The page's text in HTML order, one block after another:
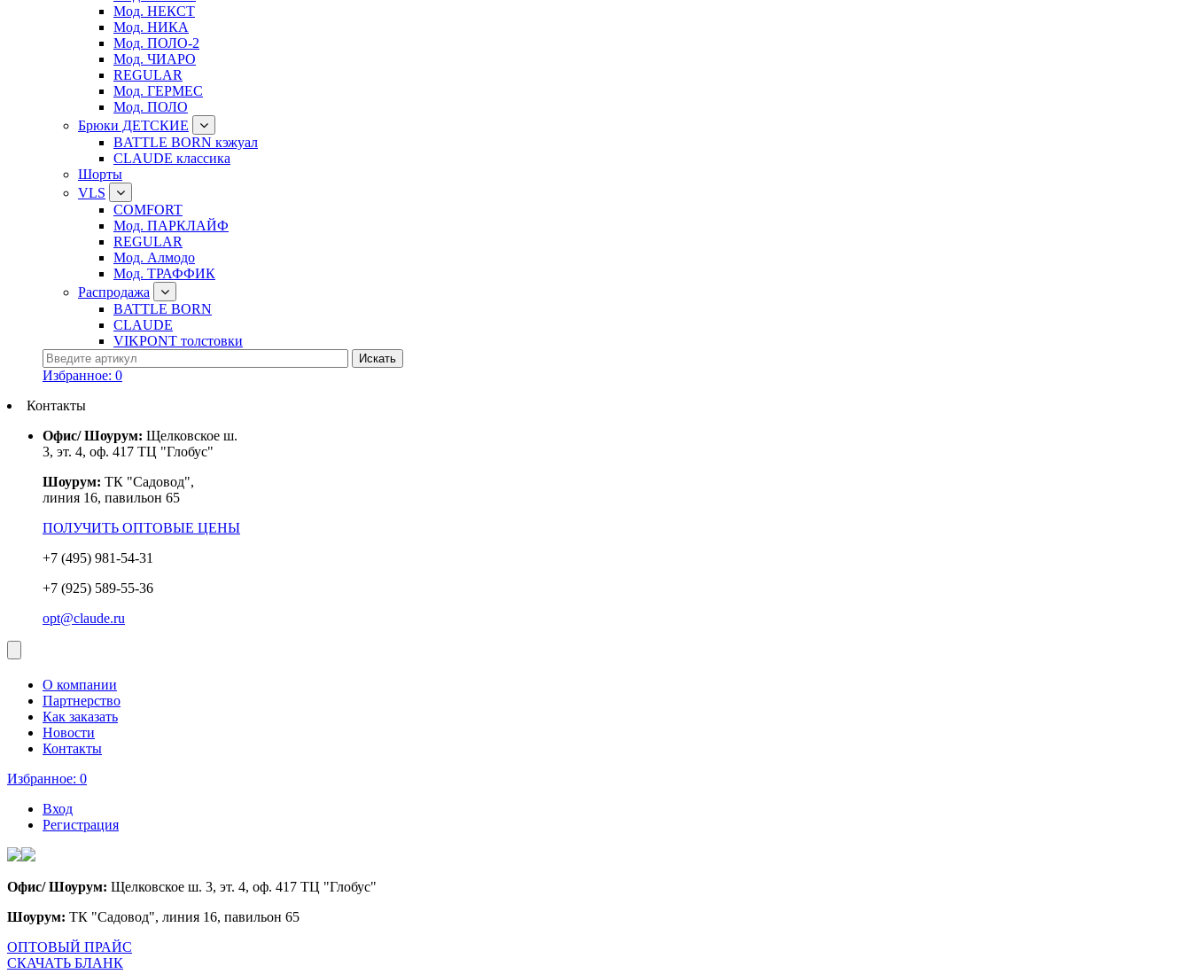
Мод. НЕКСТ
Мод. НИКА
Мод. ПОЛО-2
Мод. ЧИАРО
REGULAR
Мод. ГЕРМЕС
Мод. ПОЛО
Брюки ДЕТСКИЕ
BATTLE BORN кэжуал
CLAUDE классика
Шорты
VLS
COMFORT
Мод. ПАРКЛАЙФ
REGULAR
Мод. Алмодо
Мод. ТРАФФИК
Распродажа
BATTLE BORN
CLAUDE
VIKPONT толстовки
Избранное: 0
Контакты
Офис/ Шоурум: Щелковское ш.
3, эт. 4, оф. 417 ТЦ "Глобус"
Шоурум: ТК "Садовод",
линия 16, павильон 65
ПОЛУЧИТЬ ОПТОВЫЕ ЦЕНЫ
+7 (495) 981-54-31
+7 (925) 589-55-36
opt@claude.ru
О компании
Партнерство
Как заказать
Новости
Контакты
Избранное: 0
Вход
Регистрация
Офис/ Шоурум: Щелковское ш. 3, эт. 4, оф. 417 ТЦ "Глобус"
Шоурум: ТК "Садовод", линия 16, павильон 65
ОПТОВЫЙ ПРАЙС
СКАЧАТЬ БЛАНК